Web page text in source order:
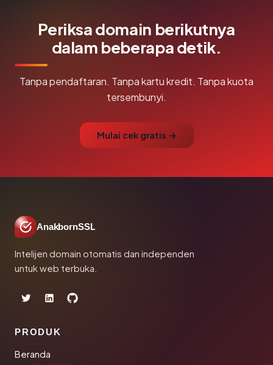
Periksa domain berikutnya
dalam beberapa detik.
Tanpa pendaftaran. Tanpa kartu kredit. Tanpa kuota
tersembunyi.
Mulai cek gratis →
AnakbornSSL
Intelijen domain otomatis dan independen
untuk web terbuka.
PRODUK
Beranda